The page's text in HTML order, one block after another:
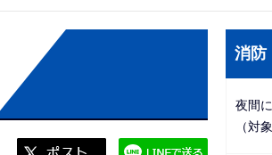
ビ
消防
夜間
（対